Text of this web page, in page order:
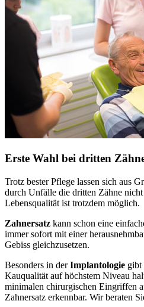
Erste Wahl bei dritten
Trotz bester Pflege lassen sich aus
durch Unfälle die dritten Zähne
Lebensqualität ist trotzdem möglich.
Zahnersatz kann schon eine
immer sofort mit einer
Gebiss gleichzusetzen.
Besonders in derImplantologie gibt
Kauqualität auf höchstem Niveau
minimalen chirurgischen Eingriffen
Zahnersatz erkennbar. Wir beraten